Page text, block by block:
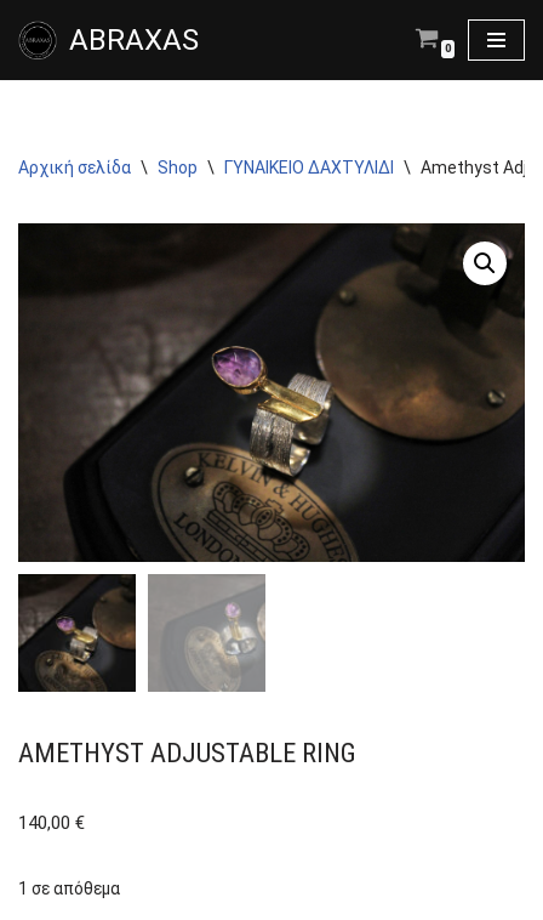
Μεταπηδήστε
ABRAXAS 0
Αρχική σελίδα \ Shop \ ΓΥΝΑΙΚΕΙΟ ΔΑΧΤΥΛΙΔΙ \ Amethyst
AMETHYST ADJUSTABLE RING
140,00 €
1 σε απόθεμα